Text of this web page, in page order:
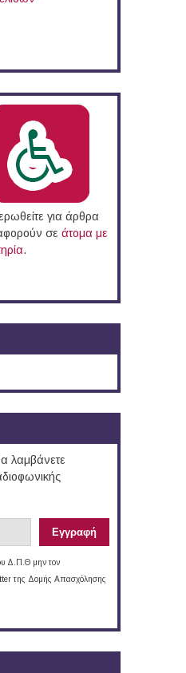
για άρθρα
σε άτομα με
.
λαμβάνετε
Δ.Π.Θ μην τον
της Δομής Απασχόλησης